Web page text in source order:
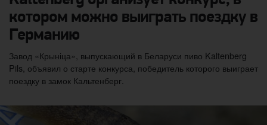
котором можно выиграть поездку в
Германию
Завод «Крыніца», выпускающий в Беларуси пиво Kaltenberg
Pils, объявил о старте конкурса, победитель которого выиграет
поездку в замок Кальтенберг.